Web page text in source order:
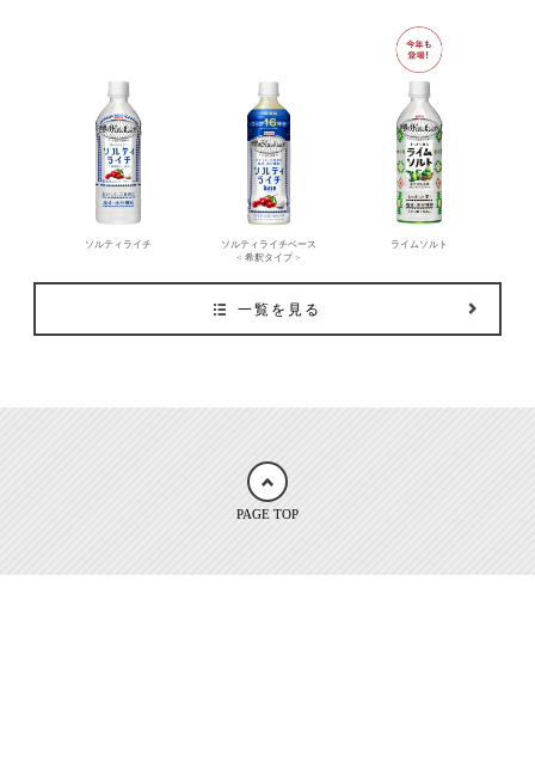
ソルティライチ
ソルティライチベース
< 希釈タイプ >
ライムソルト
一覧を見る
PAGE TOP